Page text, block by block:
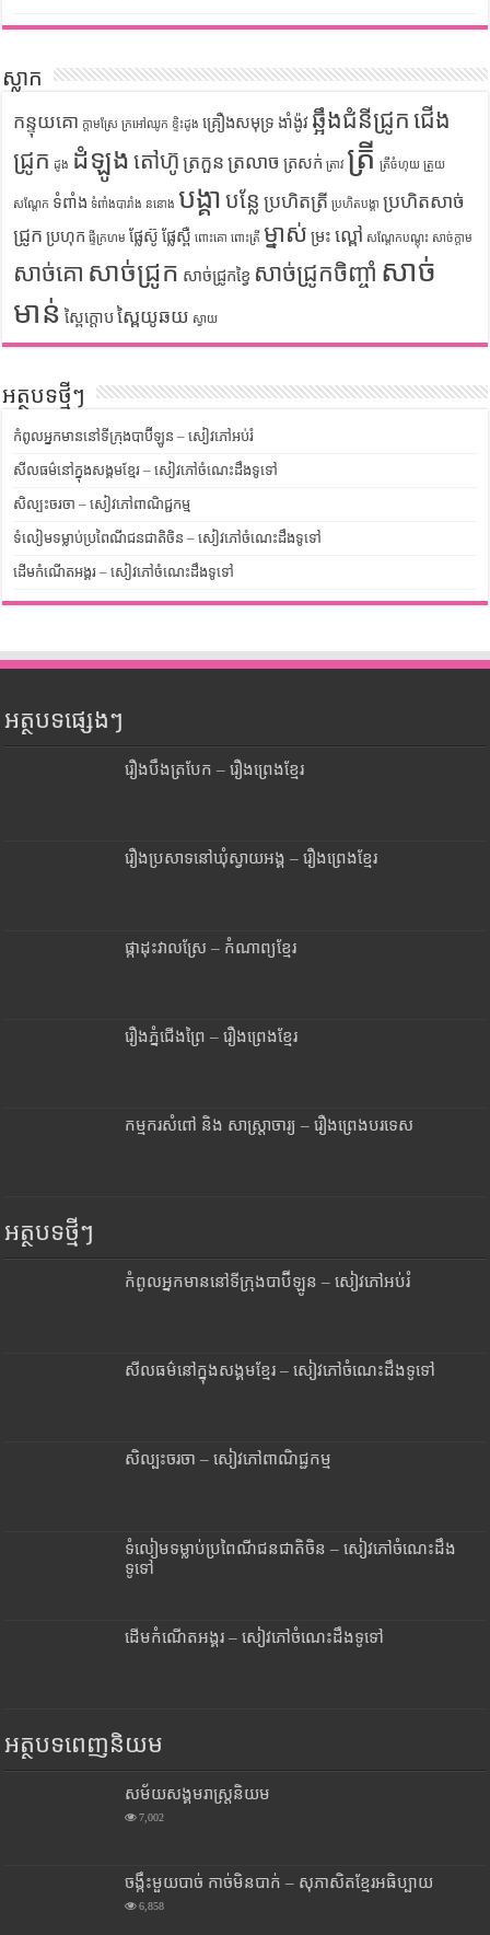
ស្លាក
កន្ទុយគោ ក្តាមស្រែ ក្រអៅឈូក ខ្ទិះដូង គ្រឿងសមុទ្រ ងាំង៉ូវ ឆ្អឹងជំនីជ្រូក ជើង
ជ្រូក ដូង ដំឡូង តៅហ៊ូ ត្រកួន ត្រលាច ត្រសក់ ត្រាវ ត្រី ត្រីចំហុយ ត្រួយ
សណ្តែក ទំពាំង ទំពាំងបារាំង ននោង បង្គា បន្លែ ប្រហិតត្រី ប្រហិតបង្គា ប្រហិតសាច់
ជ្រូក ប្រហុក ផ្ទីក្រហម ផ្លែស៊ូ ផ្លែស្ពឺ ពោះគោ ពោះត្រី ម្នាស់ ម្រះ ល្ពៅ សណ្តែកបណ្តុះ សាច់ក្តាម
សាច់គោ សាច់ជ្រូក សាច់ជ្រូកខ្វៃ សាច់ជ្រូកចិញ្ចាំ សាច់
មាន់ ស្ពៃក្តោប ស្ពៃយូឆយ ស្វាយ
អត្ថបទថ្មីៗ
កំពូលអ្នកមាននៅទីក្រុងបាប៊ីឡូន – សៀវភៅអប់រំ
សីលធម៌នៅក្នុងសង្គមខ្មែរ – សៀវភៅចំណេះដឹងទូទៅ
សិល្បះចរចា – សៀវភៅពាណិជ្ជកម្ម
ទំលៀមទម្លាប់ប្រពៃណីជនជាតិចិន – សៀវភៅចំណេះដឹងទូទៅ
ដើមកំណើតអង្គរ – សៀវភៅចំណេះដឹងទូទៅ
អត្ថបទផ្សេងៗ
រឿងបឹងត្របែក – រឿងព្រេងខ្មែរ
រឿងប្រសាទនៅឃុំស្វាយអង្គ – រឿងព្រេងខ្មែរ
ផ្កាដុះវាលស្រែ – កំណាព្យខ្មែរ
រឿងភ្នំជើងព្រៃ – រឿងព្រេងខ្មែរ
កម្មករសំពៅ និង សាស្រ្តាចារ្យ – រឿងព្រេងបរទេស
អត្ថបទថ្មីៗ
កំពូលអ្នកមាននៅទីក្រុងបាប៊ីឡូន – សៀវភៅអប់រំ
សីលធម៌នៅក្នុងសង្គមខ្មែរ – សៀវភៅចំណេះដឹងទូទៅ
សិល្បះចរចា – សៀវភៅពាណិជ្ជកម្ម
ទំលៀមទម្លាប់ប្រពៃណីជនជាតិចិន – សៀវភៅចំណេះដឹង
ទូទៅ
ដើមកំណើតអង្គរ – សៀវភៅចំណេះដឹងទូទៅ
អត្ថបទពេញនិយម
សម័យសង្គមរាស្រ្តនិយម
7,002
ចង្កឹះមួយបាច់ កាច់មិនបាក់ – សុភាសិតខ្មែរអធិប្បាយ
6,858